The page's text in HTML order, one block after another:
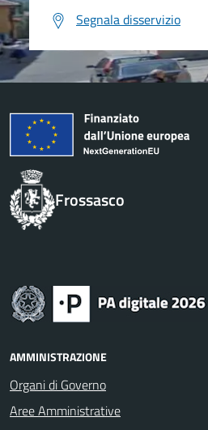
Segnala disservizio
Frossasco
AMMINISTRAZIONE
Organi di Governo
Aree Amministrative